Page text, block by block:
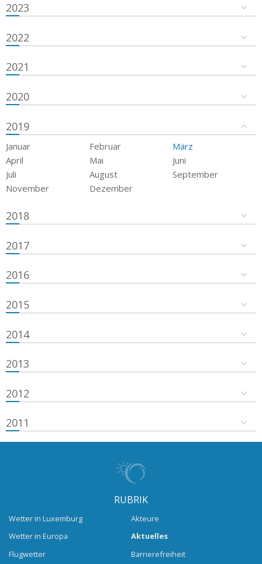
2023
2022
2021
2020
2019
Januar Februar
März
April
Mai
Juni
Juli
August
September
November
Dezember
2018
2017
2016
2015
2014
2013
2012
2011
RUBRIK
Wetter in Luxemburg
Wetter in Europa
Flugwetter
Akteure
Aktuelles
Barrierefreiheit